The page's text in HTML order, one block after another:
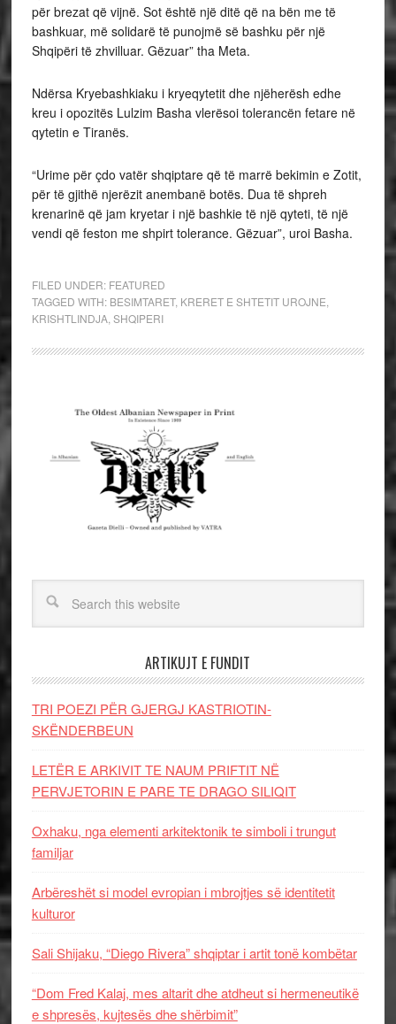
për brezat që vijnë. Sot është një ditë që na bën me të
bashkuar, më solidarë të punojmë së bashku për një
Shqipëri të zhvilluar. Gëzuar” tha Meta.
Ndërsa Kryebashkiaku i kryeqytetit dhe njëherësh edhe
kreu i opozitës Lulzim Basha vlerësoi tolerancën fetare në
qytetin e Tiranës.
“Urime për çdo vatër shqiptare që të marrë bekimin e Zotit,
për të gjithë njerëzit anembanë botës. Dua të shpreh
krenarinë që jam kryetar i një bashkie të një qyteti, të një
vendi që feston me shpirt tolerance. Gëzuar”, uroi Basha.
FILED UNDER: FEATURED
TAGGED WITH: BESIMTARET, KRERET E SHTETIT UROJNE
KRISHTLINDJA, SHQIPERI
ARTIKUJT E FUNDIT
TRI POEZI PËR GJERGJ KASTRIOTIN-
SKËNDERBEUN
LETËR E ARKIVIT TE NAUM PRIFTIT NË
PERVJETORIN E PARE TE DRAGO SILIQIT
Oxhaku, nga elementi arkitektonik te simboli i trungut
familjar
Arbëreshët si model evropian i mbrojtjes së identitetit
kulturor
Sali Shijaku, “Diego Rivera” shqiptar i artit tonë kombëtar
“Dom Fred Kalaj, mes altarit dhe atdheut si hermeneutikë
e shpresës, kujtesës dhe shërbimit”